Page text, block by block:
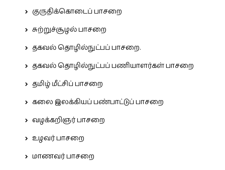
குருதிக்கொடைப் பாசறை
சுற்றுச்சூழல் பாசறை
தகவல் தொழில்நுட்பப் பாசறை.
தகவல் தொழில்நுட்பப் பணியாளர்கள் பாசறை
தமிழ் மீட்சிப் பாசறை
கலை இலக்கியப் பண்பாட்டுப் பாசறை
வழக்கறிஞர் பாசறை
உழவர் பாசறை
மாணவர் பாசறை